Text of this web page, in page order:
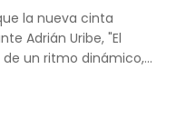
la nueva cinta
Adrián Uribe, "El
un ritmo dinámico,...